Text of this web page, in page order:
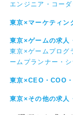
エンジニア・コーダ
東京×マーケティン
東京×ゲームの求人
東京×ゲームプログ
ームプランナー・
東京×CEO・COO
東京×その他の求人